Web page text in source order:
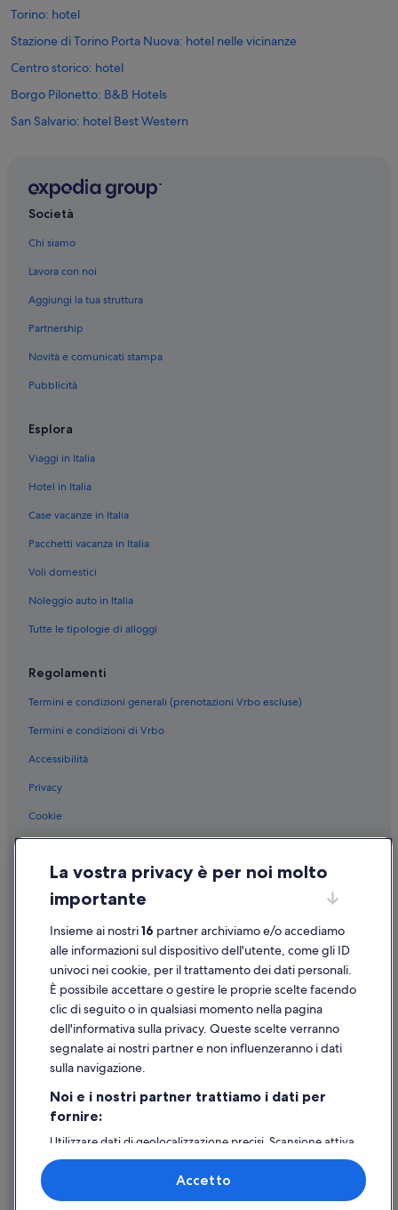
Torino: hotel
Stazione di Torino Porta Nuova: hotel nelle vicinanze
Centro storico: hotel
Borgo Pilonetto: B&B Hotels
San Salvario: hotel Best Western
Centro storico: hotel Independent
Quadrilatero Romano: NH Hotels
Barriera di Milano: B&B Hotels
Crocetta: hotel Best Western
Cit Turin: B&B Hotels
Borgo Dora: Accor Hotels
Torino: NH Hotels
Torino: B&B Hotels
Torino: hotel Best Western
Torino: hotel Independent
Torino: hotel Extended Stay America
Torino: Euro Hotels
Torino: hotel Relais & Chateaux
Torino: Marriott Hotels & Resorts
Torino: Accor Hotels
Torino: hotel Motel One
Torino: Coral Hotels & Resorts
Torino: V3 ANZ Hotels
Torino: Una Hotels
Torino: Hyatt Hotels
Torino: SEH Hotels
Torino: Case rurali
Torino: Campeggi
Torino: B&B
Torino: Affittacamere
Torino: Residence
Torino: Motel
Torino: Lodge
Torino: Capsule Hotel
Torino: Agriturismi
Torino: Inn
Società
Chi siamo
Lavora con noi
Aggiungi la tua struttura
Partnership
Novità e comunicati stampa
Pubblicità
Esplora
Viaggi in Italia
Hotel in Italia
Case vacanze in Italia
Pacchetti vacanza in Italia
Voli domestici
Noleggio auto in Italia
Tutte le tipologie di alloggi
Regolamenti
Termini e condizioni generali (prenotazioni Vrbo escluse)
Termini e condizioni di Vrbo
Accessibilità
Privacy
Cookie
Informazioni legali/Contatti
Linee guida sui contenuti e segnalazione dei contenuti
Supporto
Assistenza clienti
Contattaci
Come cancellare un volo
Come modificare la prenotazione di un hotel o una casa vacanze
Tempistiche per i rimborsi
Utilizzare un coupon Expedia
Documenti per i viaggi internazionali
La vostra privacy è per noi molto
importante
Insieme ai nostri16 partner archiviamo e/o accediamo
alle informazioni sul dispositivo dell'utente, come gli ID
univoci nei cookie, per il trattamento dei dati personali.
È possibile accettare o gestire le proprie scelte facendo
clic di seguito o in qualsiasi momento nella pagina
dell'informativa sulla privacy. Queste scelte verranno
segnalate ai nostri partner e non influenzeranno i dati
sulla navigazione.
Noi e i nostri partner trattiamo i dati per
fornire:
Utilizzare dati di geolocalizzazione precisi. Scansione attiva
delle caratteristiche del dispositivo ai fini
dell’identificazione. Archiviare informazioni su dispositivo
e/o accedervi. Pubblicità e contenuti personalizzati,
misurazione delle prestazioni dei contenuti e degli
Accetto